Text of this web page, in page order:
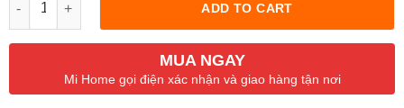
ADD TO CART
MUA NGAY
Mi Home gọi điện xác nhận và giao hàng tận nơi